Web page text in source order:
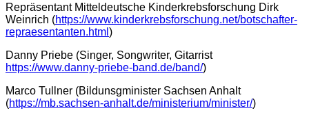
Repräsentant Mitteldeutsche Kinderkrebsforschung Dirk
Weinrich (https://www.kinderkrebsforschung.net/botschafter-
repraesentanten.html )
Danny Priebe (Singer, Songwriter, Gitarrist
https://www.danny-priebe-band.de/band/)
Marco Tullner (Bildunsgminister Sachsen Anhalt
(https://mb.sachsen-anhalt.de/ministerium/minister/)